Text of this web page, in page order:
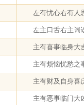
左有忧心右有人
左主口舌右主词
主有喜事临身大
主有烦恼忧愁之
主有财及自身喜
主有恶事临门大